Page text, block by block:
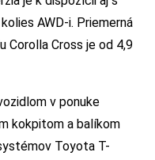
AWD-i. Priemerná
Corolla Cross je od 4,9
v ponuke
kokpitom a balíkom
Toyota T-